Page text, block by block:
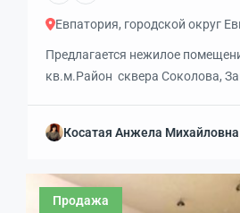
Евпатория, городской округ
Предлагается нежилое
кв.м.Район сквера Соколова,
отдельный со стороны
небольшой магазин, пунк
3.0 метра.Документы проверены
Косатая Анжела Михайловна
Продажа